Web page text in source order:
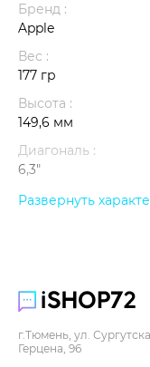
Бренд :
Apple
Вес :
177 гр
Высота :
149,6 мм
Диагональ :
6,3"
Контрастность :
Процессор :
A19
Цвет :
черный
Развернуть
г.Тюмень, ул.
Герцена, 96